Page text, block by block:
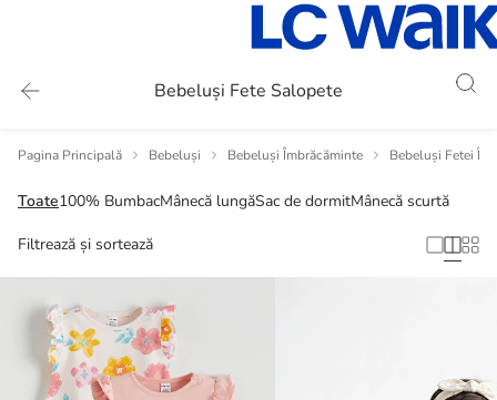
Bebeluși Fete Salopete
Pagina Principală Bebeluși Bebeluși Îmbrăcăminte Bebeluși Fetei
Toate100% BumbacMânecă lungăSac de dormitMânecă scurtă
Filtrează și sortează